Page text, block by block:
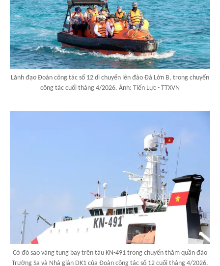
Lãnh đạo Đoàn công tác số 12 di chuyển lên đảo Đá Lớn B, trong chuyến
công tác cuối tháng 4/2026. Ảnh: Tiến Lực - TTXVN
Cờ đỏ sao vàng tung bay trên tàu KN-491 trong chuyến thăm quần đảo
Trường Sa và Nhà giàn DK1 của Đoàn công tác số 12 cuối tháng 4/2026.